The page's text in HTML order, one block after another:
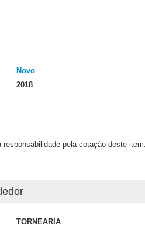
Novo
2018
responsabilidade pela cotação deste
TORNEARIA